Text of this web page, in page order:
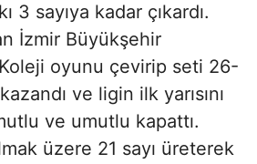
3 sayıya kadar çıkardı.
İzmir Büyükşehir
Koleji oyunu çevirip seti 26-
ve ligin ilk yarısını
ve umutlu kapattı.
üzere 21 sayı üreterek